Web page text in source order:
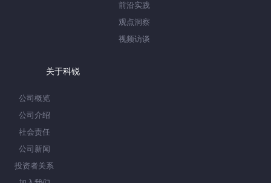
前沿实践
观点洞察
视频访谈
关于科锐
公司概览
公司介绍
社会责任
公司新闻
投资者关系